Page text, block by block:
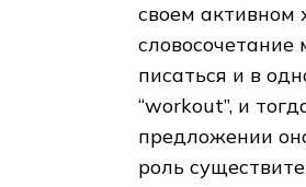
своем активном
словосочетание
писаться и в
“workout”, и
предложении
роль